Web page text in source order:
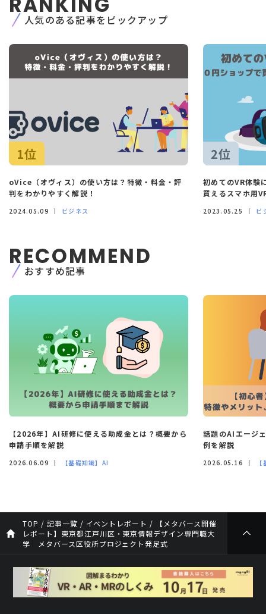
人気のある記事をピックアップ
1位
oVice（オヴィス）の使い方は？特徴・料金・評
判をわかりやすく解説！
2024.05.09 ビジネス
2位
初めてのVR体験
買えるスマホ用
2023.05.25 ビ
RECOMMEND
おすすめ記事
【2026年】AI研修に使える助成金とは？概要から
申請手順を解説
2026.06.09 【基礎知識】AI
話題のAIエージ
例を解説
2026.05.16
TOP / 記事一覧 / イベントレポート /
【メタバース開催
レポート】東京都江戸川区・東京情報デザイン専門職大
学 メタバース区役所プロジェクト発足式